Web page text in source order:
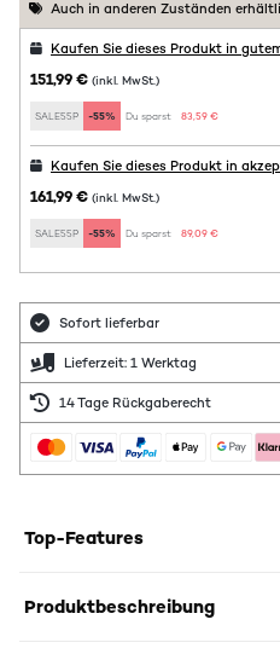
Auch in anderen Zuständen
Kaufen Sie dieses Produkt in
151,99 € (inkl. MwSt.)
SALE55P -55% Du sparst: 83,59 €
Kaufen Sie dieses Produkt in
161,99 € (inkl. MwSt.)
SALE55P -55% Du sparst: 89,09 €
Sofort lieferbar
Lieferzeit: 1 Werktag
14 Tage Rückgaberecht
Top-Features
Produktbeschreibung